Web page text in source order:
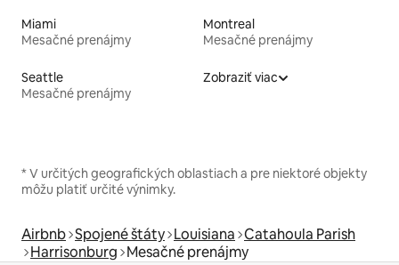
Miami
Mesačné prenájmy
Montreal
Mesačné prenájmy
Seattle
Mesačné prenájmy
Zobraziť viac
* V určitých geografických oblastiach a pre niektoré objekty
môžu platiť určité výnimky.
Airbnb Spojené štáty Louisiana Catahoula Parish
Harrisonburg Mesačné prenájmy